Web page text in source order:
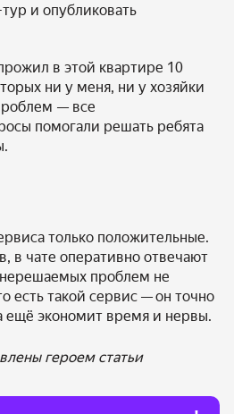
и опубликовать
в этой квартире 10
ни у меня, ни у хозяйки
— все
помогали решать ребята
только положительные.
в чате оперативно отвечают
проблем не
есть такой сервис —он точно
ещё экономит время и нервы.
героем статьи